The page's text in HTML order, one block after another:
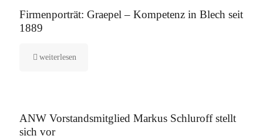
Firmenporträt: Graepel – Kompetenz in Blech seit
1889
weiterlesen
ANW Vorstandsmitglied Markus Schluroff stellt
sich vor